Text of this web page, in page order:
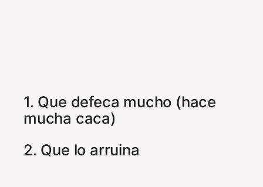
1. Que defeca mucho (hace
mucha caca)
2. Que lo arruina